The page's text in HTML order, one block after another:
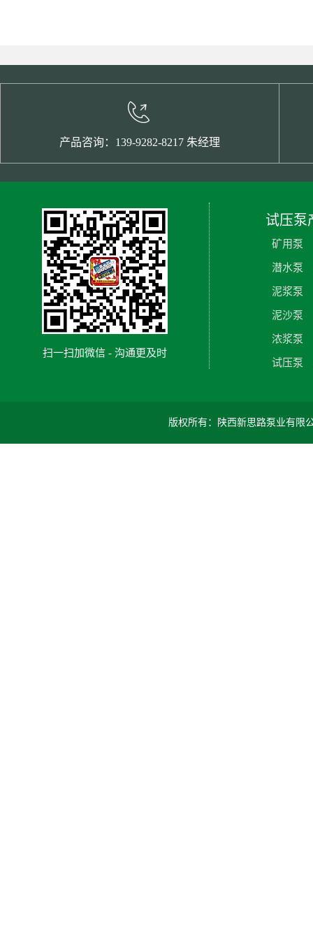
产品咨询：139-9282-8217 朱经理
扫一扫加微信 - 沟通更及时
试压泵
矿用泵
潜水泵
泥浆泵
泥沙泵
浓浆泵
试压泵
版权所有：陕西新思路泵业